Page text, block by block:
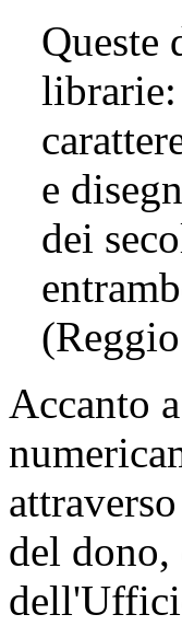
Queste
e
dei
Accanto
del